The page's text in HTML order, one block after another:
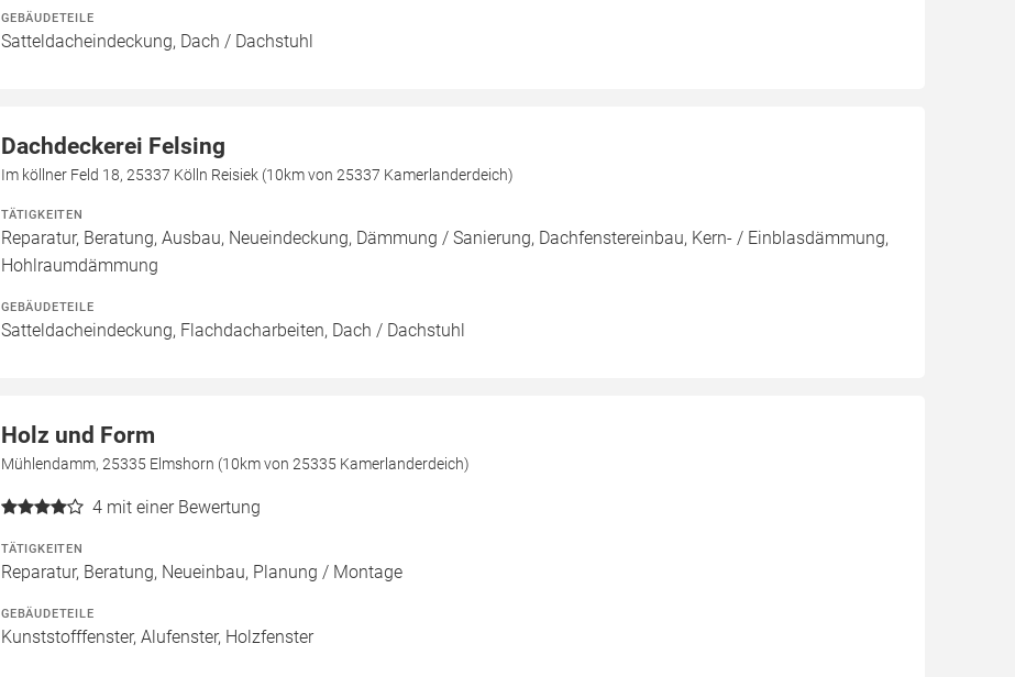
GEBÄUDETEILE
Satteldacheindeckung, Dach / Dachstuhl
Dachdeckerei Felsing
Im köllner Feld 18, 25337 Kölln Reisiek (10km von 25337 Kamerlanderdeich)
TÄTIGKEITEN
Reparatur, Beratung, Ausbau, Neueindeckung, Dämmung / Sanierung, Dachfenstereinbau, Kern- / Einblasdämmung,
Hohlraumdämmung
GEBÄUDETEILE
Satteldacheindeckung, Flachdacharbeiten, Dach / Dachstuhl
Holz und Form
Mühlendamm, 25335 Elmshorn (10km von 25335 Kamerlanderdeich)
4 mit einer Bewertung
TÄTIGKEITEN
Reparatur, Beratung, Neueinbau, Planung / Montage
GEBÄUDETEILE
Kunststofffenster, Alufenster, Holzfenster